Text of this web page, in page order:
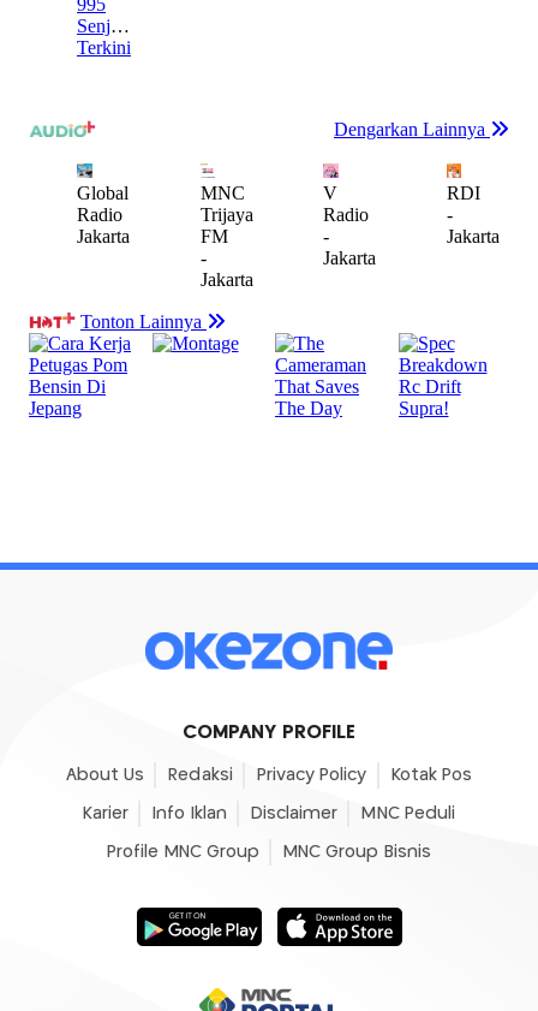
COMPANY PROFILE
About Us Redaksi Privacy Policy Kotak Pos
Karier Info Iklan Disclaimer MNC Peduli
Profile MNC Group MNC Group Bisnis